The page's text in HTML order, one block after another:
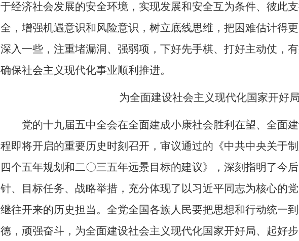
于经济社会发展的安全环境，实现发展和安全互为条件、彼此
全，增强机遇意识和风险意识，树立底线思维，把困难估计得
深入一些，注重堵漏洞、强弱项，下好先手棋、打好主动仗，
确保社会主义现代化事业顺利推进。
为全面建设社会主义现代化国家开好
党的十九届五中全会在全面建成小康社会胜利在望、全面
程即将开启的重要历史时刻召开，审议通过的《中共中央关于
四个五年规划和二〇三五年远景目标的建议》，深刻指明了今
针、目标任务、战略举措，充分体现了以习近平同志为核心的
继往开来的历史担当。全党全国各族人民要把思想和行动统一
德，顽强奋斗，为全面建设社会主义现代化国家开好局、起好步